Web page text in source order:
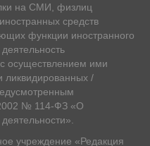
на СМИ, физлиц
средств
функции иностранного
осуществлением ими
ликвидированных /
№ 114-ФЗ «О
учреждение «Редакция